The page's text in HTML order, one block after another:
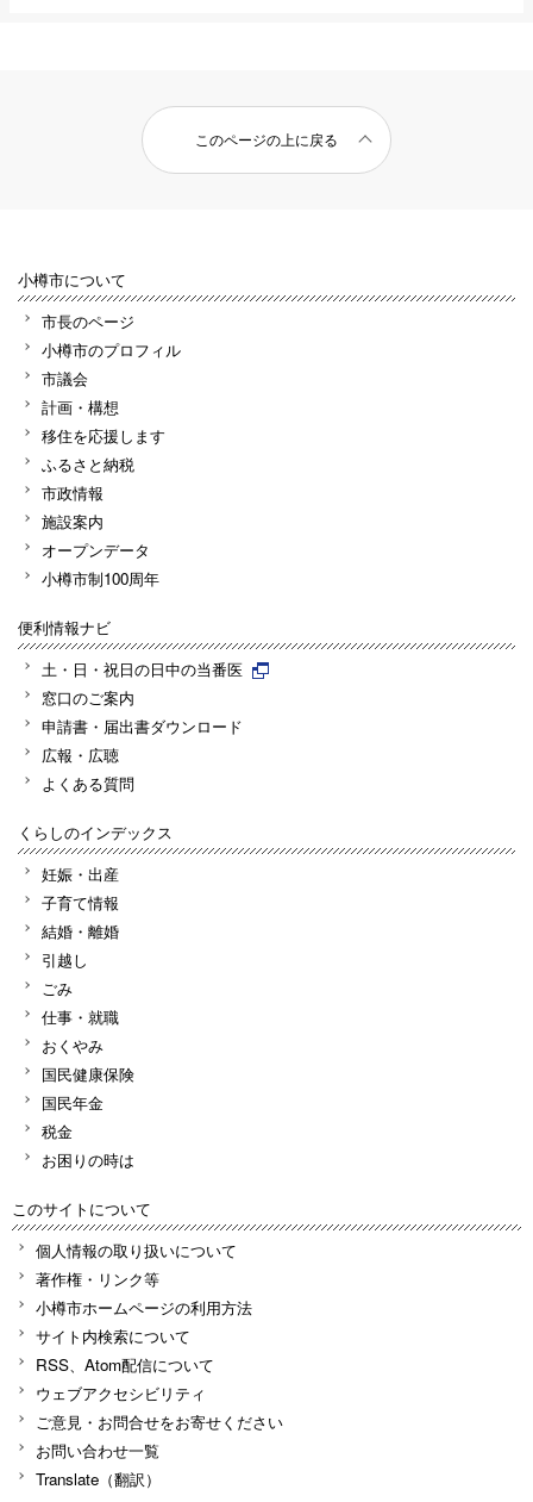
このページの上に戻る
小樽市について
市長のページ
小樽市のプロフィル
市議会
計画・構想
移住を応援します
ふるさと納税
市政情報
施設案内
オープンデータ
小樽市制100周年
便利情報ナビ
土・日・祝日の日中の当番医
窓口のご案内
申請書・届出書ダウンロード
広報・広聴
よくある質問
くらしのインデックス
妊娠・出産
子育て情報
結婚・離婚
引越し
ごみ
仕事・就職
おくやみ
国民健康保険
国民年金
税金
お困りの時は
このサイトについて
個人情報の取り扱いについて
著作権・リンク等
小樽市ホームページの利用方法
サイト内検索について
RSS、Atom配信について
ウェブアクセシビリティ
ご意見・お問合せをお寄せください
お問い合わせ一覧
Translate（翻訳）